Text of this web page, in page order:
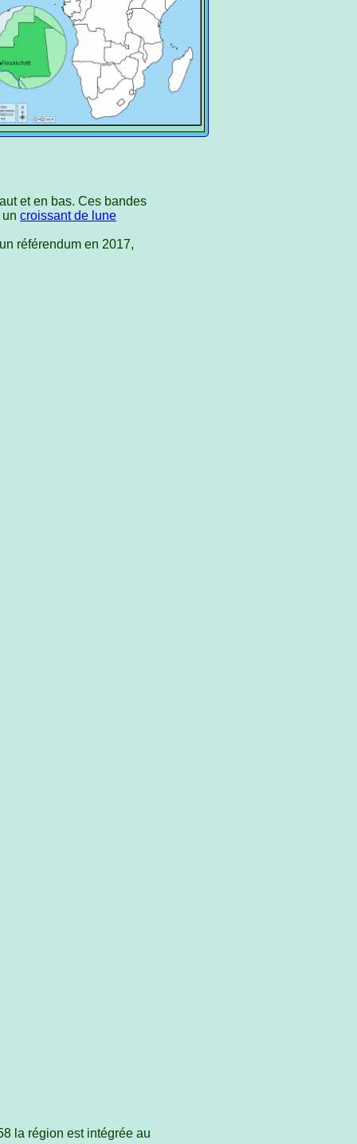
et en bas. Ces bandes
uncroissant de lune
référendum en 2017,
la région est intégrée au